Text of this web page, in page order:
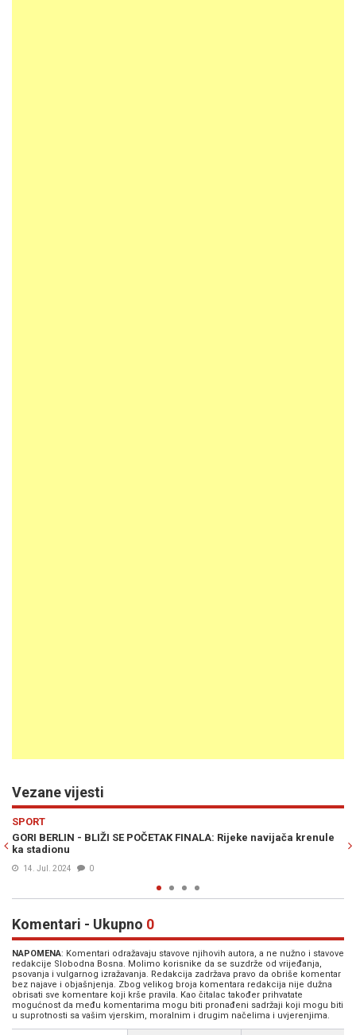
Vezane vijesti
FINALA: Rijeke navijača krenule
NIJE SVE U TRČANJU, IMA NEŠTO
Španci međusobno podijeliti
Komentari - Ukupno 0
NAPOMENA: Komentari odražavaju stavove njihovih autora, a ne nužno i stavove
redakcije Slobodna Bosna. Molimo korisnike da se suzdrže od vrijeđanja,
psovanja i vulgarnog izražavanja. Redakcija zadržava pravo da obriše komentar
bez najave i objašnjenja. Zbog velikog broja komentara redakcija nije dužna
obrisati sve komentare koji krše pravila. Kao čitalac također prihvatate
mogućnost da među komentarima mogu biti pronađeni sadržaji koji mogu biti
u suprotnosti sa vašim vjerskim, moralnim i drugim načelima i uvjerenjima.